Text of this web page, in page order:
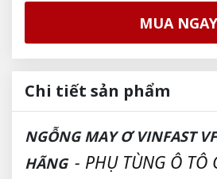
MUA NGAY
Chi tiết sản phẩm
NGỖNG MAY Ơ VINFAST
HÃNG - PHỤ TÙNG Ô TÔ